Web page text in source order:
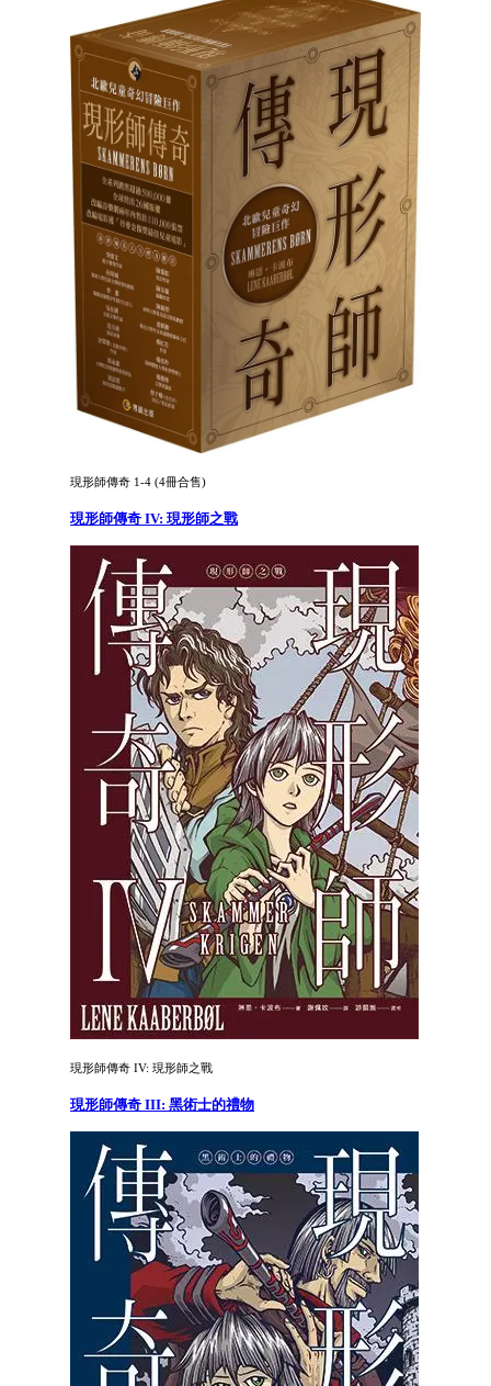
現形師傳奇 1-4 (4冊合售)
現形師傳奇 IV: 現形師之戰
現形師傳奇 IV: 現形師之戰
現形師傳奇 III: 黑術士的禮物